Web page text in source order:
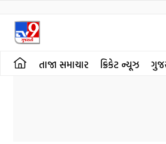
તાજા સમાચાર ક્રિકેટ ન્યૂઝ